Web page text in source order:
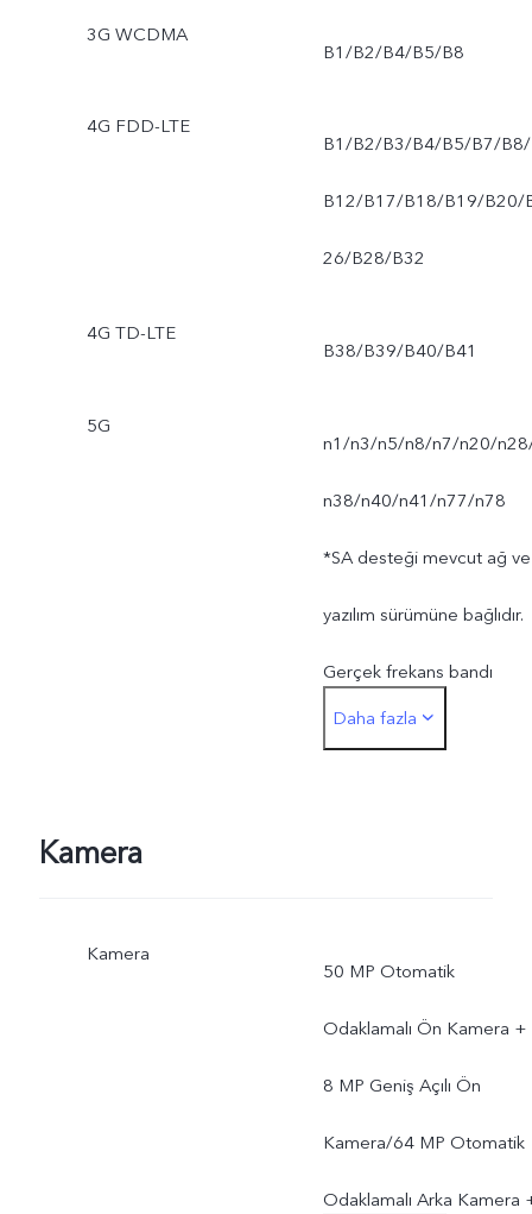
3G WCDMA
B1/B2/B4/B5/B8
4G FDD-LTE
B1/B2/B3/B4/B5/B7/B8/
B12/B17/B18/B19/B20/
26/B28/B32
4G TD-LTE
B38/B39/B40/B41
5G
n1/n3/n5/n8/n7/n20/
n38/n40/n41/n77/n78
*SA desteği mevcut ağ ve
yazılım sürümüne bağlıdır.
Gerçek frekans bandı
kullanımı yerel internet
Daha fazla
Kamera
Kamera
50 MP Otomatik
Odaklamalı Ön Kamera +
8 MP Geniş Açılı Ön
Kamera/64 MP Otomatik
Odaklamalı Arka Kamera